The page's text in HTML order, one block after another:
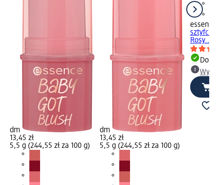
dm
13,45 zł
5,5 g (244,55 zł za 100 g)
dm
13,45 zł
5,5 g (244,55 zł za 100 g)
essence
sztyfcie
Rosy...,